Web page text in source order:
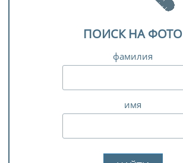
ПОИСК НА ФОТО
фамилия
имя